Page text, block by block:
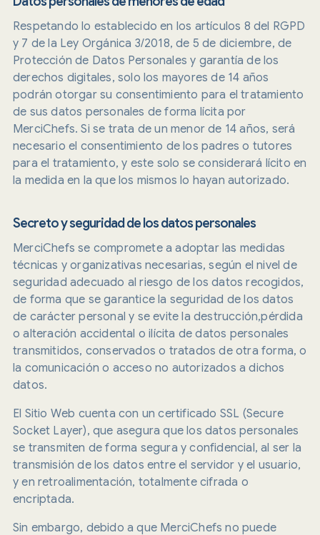
Respetando lo establecido en los artículos 8 del RGPD
y 7 de la Ley Orgánica 3/2018, de 5 de diciembre, de
Protección de Datos Personales y garantía de los
derechos digitales, solo los mayores de 14 años
podrán otorgar su consentimiento para el tratamiento
de sus datos personales de forma lícita por
MerciChefs. Si se trata de un menor de 14 años, será
necesario el consentimiento de los padres o tutores
para el tratamiento, y este solo se considerará lícito en
la medida en la que los mismos lo hayan autorizado.
Secreto y seguridad de los datos personales
MerciChefs se compromete a adoptar las medidas
técnicas y organizativas necesarias, según el nivel de
seguridad adecuado al riesgo de los datos recogidos,
de forma que se garantice la seguridad de los datos
de carácter personal y se evite la destrucción,pérdida
o alteración accidental o ilícita de datos personales
transmitidos, conservados o tratados de otra forma, o
la comunicación o acceso no autorizados a dichos
datos.
El Sitio Web cuenta con un certificado SSL (Secure
Socket Layer), que asegura que los datos personales
se transmiten de forma segura y confidencial, al ser la
transmisión de los datos entre el servidor y el usuario,
y en retroalimentación, totalmente cifrada o
encriptada.
Sin embargo, debido a que MerciChefs no puede